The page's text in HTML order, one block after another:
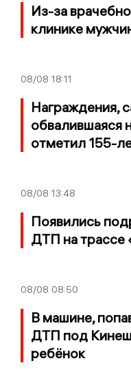
Из-за
клинике
08/08 18:11
Награждения,
обвалившаяся
отметил 155-
08/08 13:48
Появились
ДТП на
08/08 08:50
В машине,
ДТП под
ребёнок